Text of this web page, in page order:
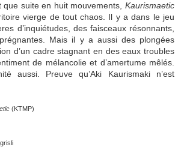
que suite en huit mouvements, Kaurismaetic
vierge de tout chaos. Il y a dans le jeu
d’inquiétudes, des faisceaux résonnants,
Mais il y a aussi des plongées
d’un cadre stagnant en des eaux troubles
de mélancolie et d’amertume mêlés.
aussi. Preuve qu’Aki Kaurismaki n’est
(KTMP)